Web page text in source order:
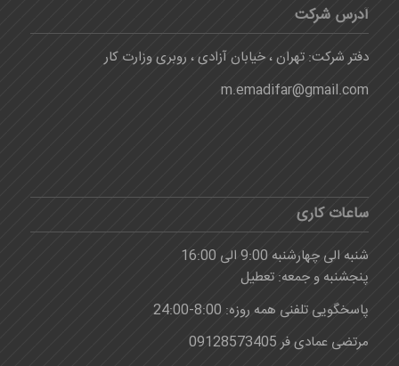
آدرس شرکت
دفتر شرکت: تهران ، خیابان آزادی ، روبری وزارت کار
m.emadifar@gmail.com
ساعات کاری
شنبه الی چهارشنبه 9:00 الی 16:00
پنجشنبه و جمعه: تعطیل
پاسخگویی تلفنی همه روزه: 8:00-24:00
مرتضی عمادی فر 09128573405